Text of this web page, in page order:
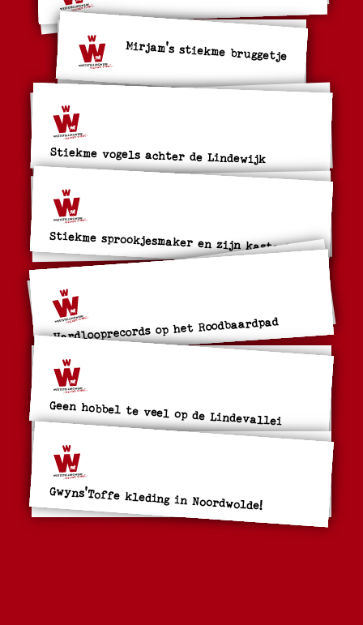
Mirjam's stiekme bruggetje
Stiekme vogels achter de Lindewijk
Stiekme sprookjesmaker en zijn kasteel
Hardlooprecords op het Roodbaardpad
Geen hobbel te veel op de Lindevallei
Gwyns'Toffe kleding in Noordwolde!